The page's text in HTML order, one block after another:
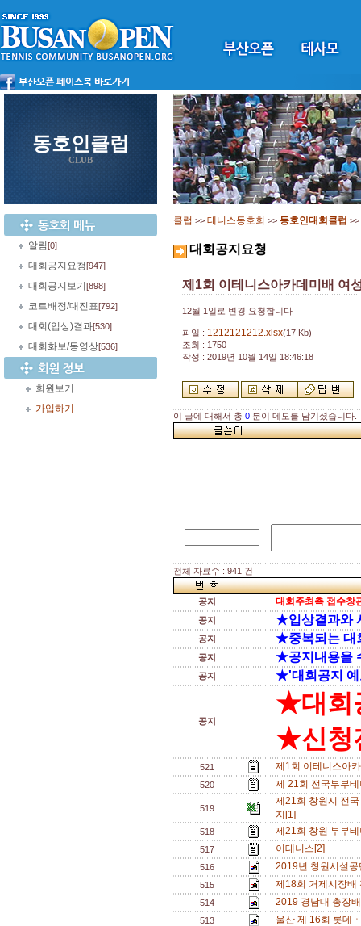
동호인클럽
CLUB
알림[0]
대회공지요청[947]
대회공지보기 [898]
코트배정/대진표[792]
대회(입상)결과[530]
대회화보/동영상[536]
회원보기
가입하기
클럽 >> 테니스동호회 >> 동호인대회클럽 >>
대회공지요청
제1회 이테니스아카데미배 여
12월 1일로 변경 요청합니다
파일 : 1212121212.xlsx(17 Kb)
조회 : 1750
작성 : 2019년 10월 14일 18:46:18
이 글에 대해서 총 0 분이 메모를 남기셨습니다.
전체 자료수 : 941 건
공지 대회주최측 접수창
공지 ★입상결과와
공지 ★중복되는 대
공지 ★공지내용을
공지 ★'대회공지 예
공지
★대회
★신청
521 제1회 이테니스아
520 제 21회 전국부부
519
제21회 창원시 전
지[1]
518 제21회 창원 부부
517 이테니스[2]
516 2019년 창원시설
515 제18회 거제시장
514 2019 경남대 총장
513 울산 제 16회 롯데